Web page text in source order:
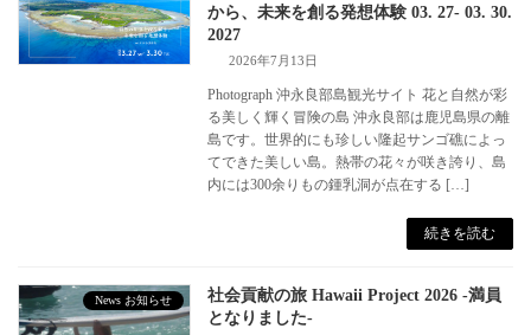
から、未来を創る発想体験 03. 27- 03. 30.
2027
2026年7月13日
Photograph 沖永良部島観光サイト 花と自然が彩
る美しく輝く冒険の島 沖永良部は鹿児島県の離
島です。世界的にも珍しい隆起サンゴ礁によっ
てできた美しい島。熱帯の花々が咲き誇り、島
内には300余りもの鍾乳洞が点在する […]
続きを読む
News お知らせ
社会貢献の旅 Hawaii Project 2026 -満員
となりました-